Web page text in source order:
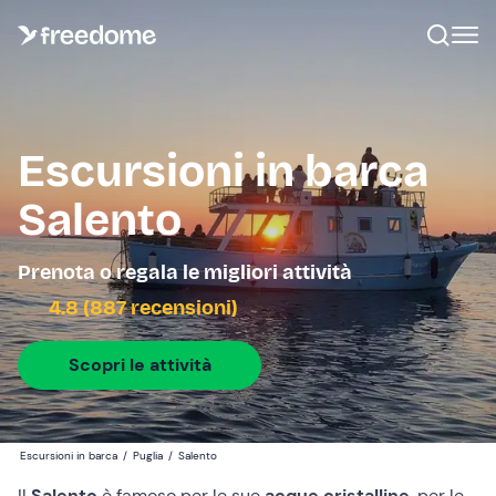
Escursioni in barca
Salento
Prenota o regala le migliori attività
4.8 (887 recensioni)
Scopri le attività
Escursioni in barca / Puglia / Salento